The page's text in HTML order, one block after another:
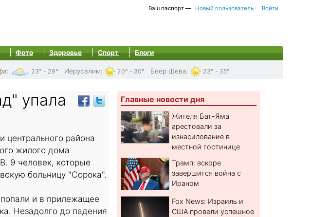
Ваш паспорт — Новый пользователь Войти
Фото Здоровье Спорт Блоги
: 23° - 29° Иерусалим: 20° - 30° Беер Шева: 23° - 35°
упала
центрального района
жилого дома
9 человек, которые
больницу "Сорока".
и в прилежащее
Незадолго до падения
Главные новости дня
Жителя Бат-Яма
арестовали за
изнасилование в
местной гостинице
Трамп: вскоре
завершится война с
Ираном
Fox News: Израиль и
США провели успешное